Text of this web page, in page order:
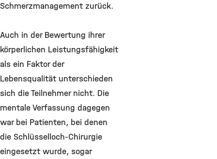
Schmerzmanagement zurück.
Auch in der Bewertung ihrer
körperlichen Leistungsfähigkeit
als ein Faktor der
Lebensqualität unterschieden
sich die Teilnehmer nicht. Die
mentale Verfassung dagegen
war bei Patienten, bei denen
die Schlüsselloch-Chirurgie
eingesetzt wurde, sogar